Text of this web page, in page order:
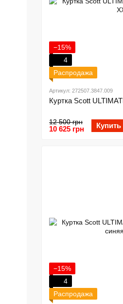
−15%
4
Распродажа
Артикул: 272507.3847.009
Куртка Scott
12 500 грн
10 625 грн Купить
−15%
4
Распродажа